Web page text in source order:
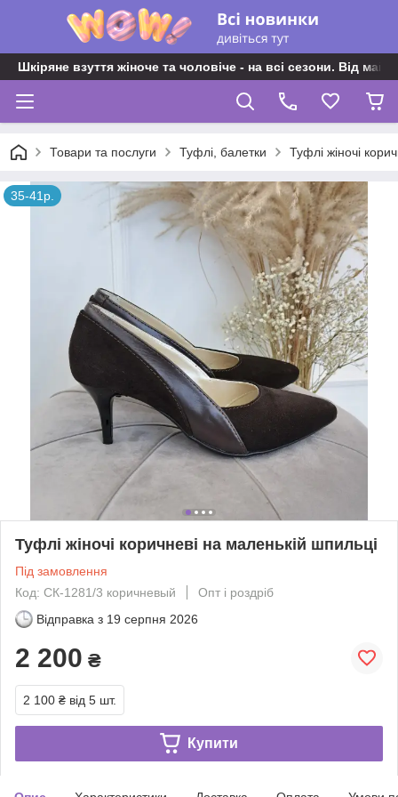
Шкіряне взуття жіноче та чоловіче - на всі сезони. Від
Товари та послуги Туфлі, балетки Туфлі жіночі
35-41р.
Туфлі жіночі коричневі на маленькій шпильці
Під замовлення
Код: СК-1281/3 коричневый
Опт і роздріб
Відправка з 19 серпня 2026
2 200 ₴
2 100 ₴ від 5 шт.
Купити